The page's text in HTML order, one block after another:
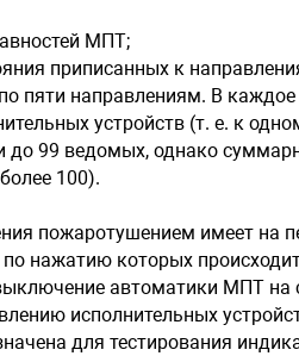
МПТ;
приписанных к
пяти направлениям. В каждое
устройств (т. е. к
до 99 ведомых, однако
100).
пожаротушением имеет на
нажатию которых
автоматики МПТ на
исполнительных
для тестирования